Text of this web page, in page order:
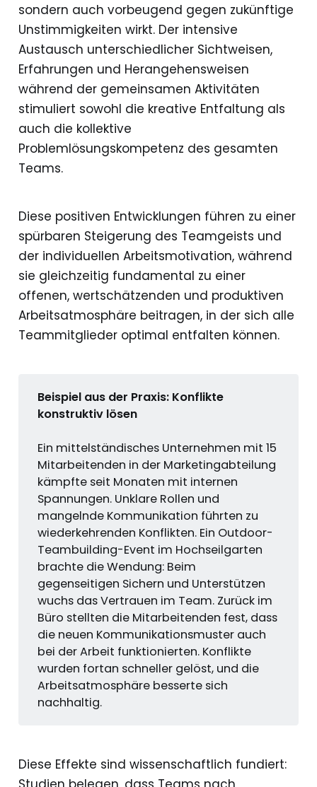
sondern auch vorbeugend gegen zukünftige
Unstimmigkeiten wirkt. Der intensive
Austausch unterschiedlicher Sichtweisen,
Erfahrungen und Herangehensweisen
während der gemeinsamen Aktivitäten
stimuliert sowohl die kreative Entfaltung als
auch die kollektive
Problemlösungskompetenz des gesamten
Teams.
Diese positiven Entwicklungen führen zu einer
spürbaren Steigerung des Teamgeists und
der individuellen Arbeitsmotivation, während
sie gleichzeitig fundamental zu einer
offenen, wertschätzenden und produktiven
Arbeitsatmosphäre beitragen, in der sich alle
Teammitglieder optimal entfalten können.
Beispiel aus der Praxis: Konflikte
konstruktiv lösen
Ein mittelständisches Unternehmen mit 15
Mitarbeitenden in der Marketingabteilung
kämpfte seit Monaten mit internen
Spannungen. Unklare Rollen und
mangelnde Kommunikation führten zu
wiederkehrenden Konflikten. Ein Outdoor-
Teambuilding-Event im Hochseilgarten
brachte die Wendung: Beim
gegenseitigen Sichern und Unterstützen
wuchs das Vertrauen im Team. Zurück im
Büro stellten die Mitarbeitenden fest, dass
die neuen Kommunikationsmuster auch
bei der Arbeit funktionierten. Konflikte
wurden fortan schneller gelöst, und die
Arbeitsatmosphäre besserte sich
nachhaltig.
Diese Effekte sind wissenschaftlich fundiert: